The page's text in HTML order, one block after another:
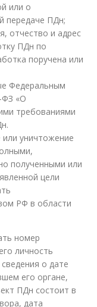
или о
передаче ПДн;
отчество и адрес
ПДн по
поручена или
Федеральным
ФЗ «О
требованиями
уничтожение
полученными или
цели
РФ в области
номер
личность
о дате
его органе,
ПДн состоит в
дата